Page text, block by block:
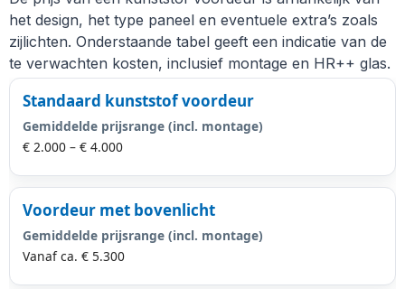
het design, het type paneel en eventuele extra’s zoals
zijlichten. Onderstaande tabel geeft een indicatie van de
te verwachten kosten, inclusief montage en HR++ glas.
Standaard kunststof voordeur
Gemiddelde prijsrange (incl. montage)
€ 2.000 – € 4.000
Voordeur met bovenlicht
Gemiddelde prijsrange (incl. montage)
Vanaf ca. € 5.300